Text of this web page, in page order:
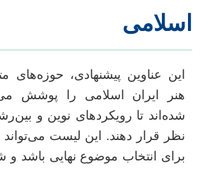
این عناوین پیشنهادی، حوزه‌های
هنر ایران اسلامی را پوشش
شده‌اند تا رویکردهای نوین و
نظر قرار دهند. این لیست می‌تواند
برای انتخاب موضوع نهایی باشد و